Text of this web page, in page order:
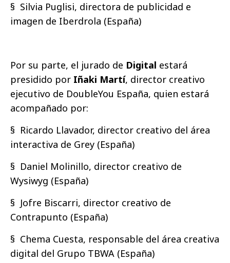
§ Silvia Puglisi, directora de publicidad e
imagen de Iberdrola (España)
Por su parte, el jurado de Digital estará
presidido por Iñaki Martí, director creativo
ejecutivo de DoubleYou España, quien estará
acompañado por:
§ Ricardo Llavador, director creativo del área
interactiva de Grey (España)
§ Daniel Molinillo, director creativo de
Wysiwyg (España)
§ Jofre Biscarri, director creativo de
Contrapunto (España)
§ Chema Cuesta, responsable del área creativa
digital del Grupo TBWA (España)